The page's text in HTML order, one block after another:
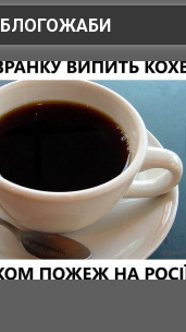
БЛОГОЖАБИ